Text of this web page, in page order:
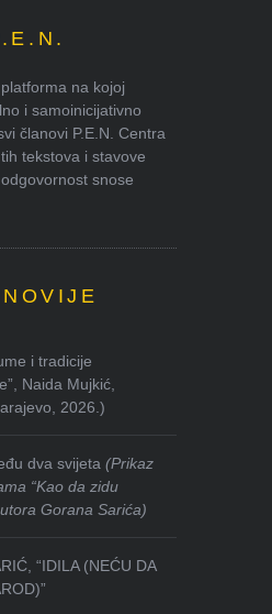
na kojoj
i samoinicijativno
članovi P.E.N. Centra
tekstova i stavove
snose
i tradicije
Naida Mujkić,
2026.)
dva svijeta(Prikaz
“Kao da zidu
Gorana Sarića)
“IDILA (NEĆU DA